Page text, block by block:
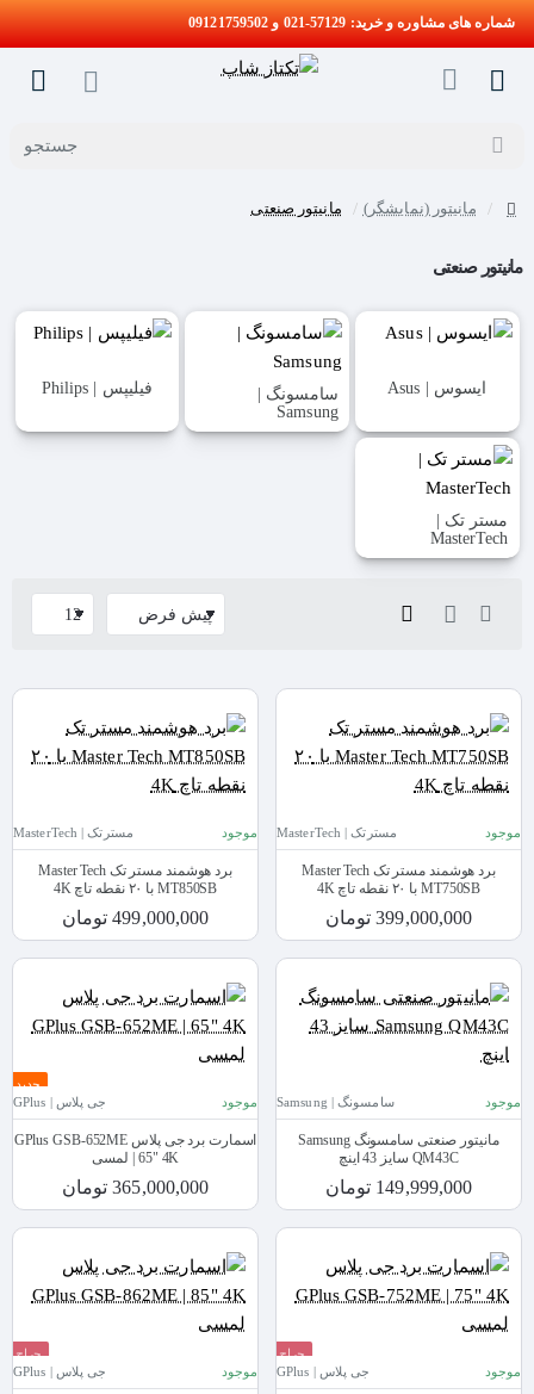
شماره های مشاوره و خرید: 57129-021 و 09121759502
جستجو
مانیتور (نمایشگر) مانیتور صنعتی
مانیتور صنعتی
ایسوس | Asus
سامسونگ |
Samsung
فیلیپس | Philips
مستر تک |
MasterTech
موجود مسترتک | MasterTech
برد هوشمند مستر تک Master Tech
MT750SB با ۲۰ نقطه تاچ 4K
399,000,000 تومان
موجود مسترتک | MasterTech
برد هوشمند مستر تک Master Tech
MT850SB با ۲۰ نقطه تاچ 4K
499,000,000 تومان
موجود سامسونگ | Samsung
مانیتور صنعتی سامسونگ Samsung
QM43C سایز 43 اینچ
149,999,000 تومان
جدید
موجود
جی پلاس | GPlus
اسمارت برد جی پلاس GPlus GSB-652ME
| 65" 4K لمسی
365,000,000 تومان
حراج
جدید
موجود جی پلاس | GPlus
حراج
جدید
موجود جی پلاس | GPlus